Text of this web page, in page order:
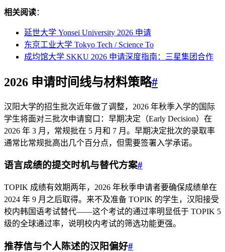
相关阅读：
延世大学 Yonsei University 2026 申请
东京工业大学 Tokyo Tech / Science To
成均馆大学 SKKU 2026 申请深度指南：三星集团合作
2026 申请时间线与材料策略#
汉阳大学的招生批次近年做了调整，2026 年秋季入学的国际
学生将面对三批次申请窗口：早期决定（Early Decision）在
2026 年 3 月，常规批在 5 月和 7 月。早期决定批次的录取率
通常比常规批高出几个百分点，但需要签署入学承诺。
语言成绩的提交时机与替代方案#
TOPIK 成绩有效期两年，2026 年秋季申请者要确保成绩单在
2024 年 9 月之后取得。来不及准备 TOPIK 的学生，汉阳接受
校内韩国语考试替代——这个考试的通过率明显低于 TOPIK 5
级的全球通过率，说明校内考试的筛选功能更强。
推荐信与个人陈述的汉阳偏好#